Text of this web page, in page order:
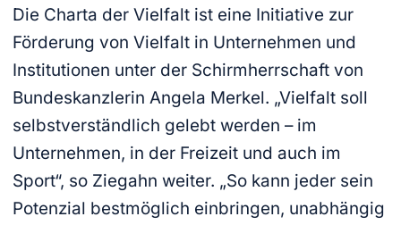
Die Charta der Vielfalt ist eine Initiative zur
Förderung von Vielfalt in Unternehmen und
Institutionen unter der Schirmherrschaft von
Bundeskanzlerin Angela Merkel. „Vielfalt soll
selbstverständlich gelebt werden – im
Unternehmen, in der Freizeit und auch im
Sport“, so Ziegahn weiter. „So kann jeder sein
Potenzial bestmöglich einbringen, unabhängig